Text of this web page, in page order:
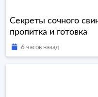
Секреты сочного
пропитка и готовка
6 часов назад